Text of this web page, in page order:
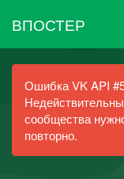
ВПОСТЕР
Ошибка VK API
сообщества
повторно.